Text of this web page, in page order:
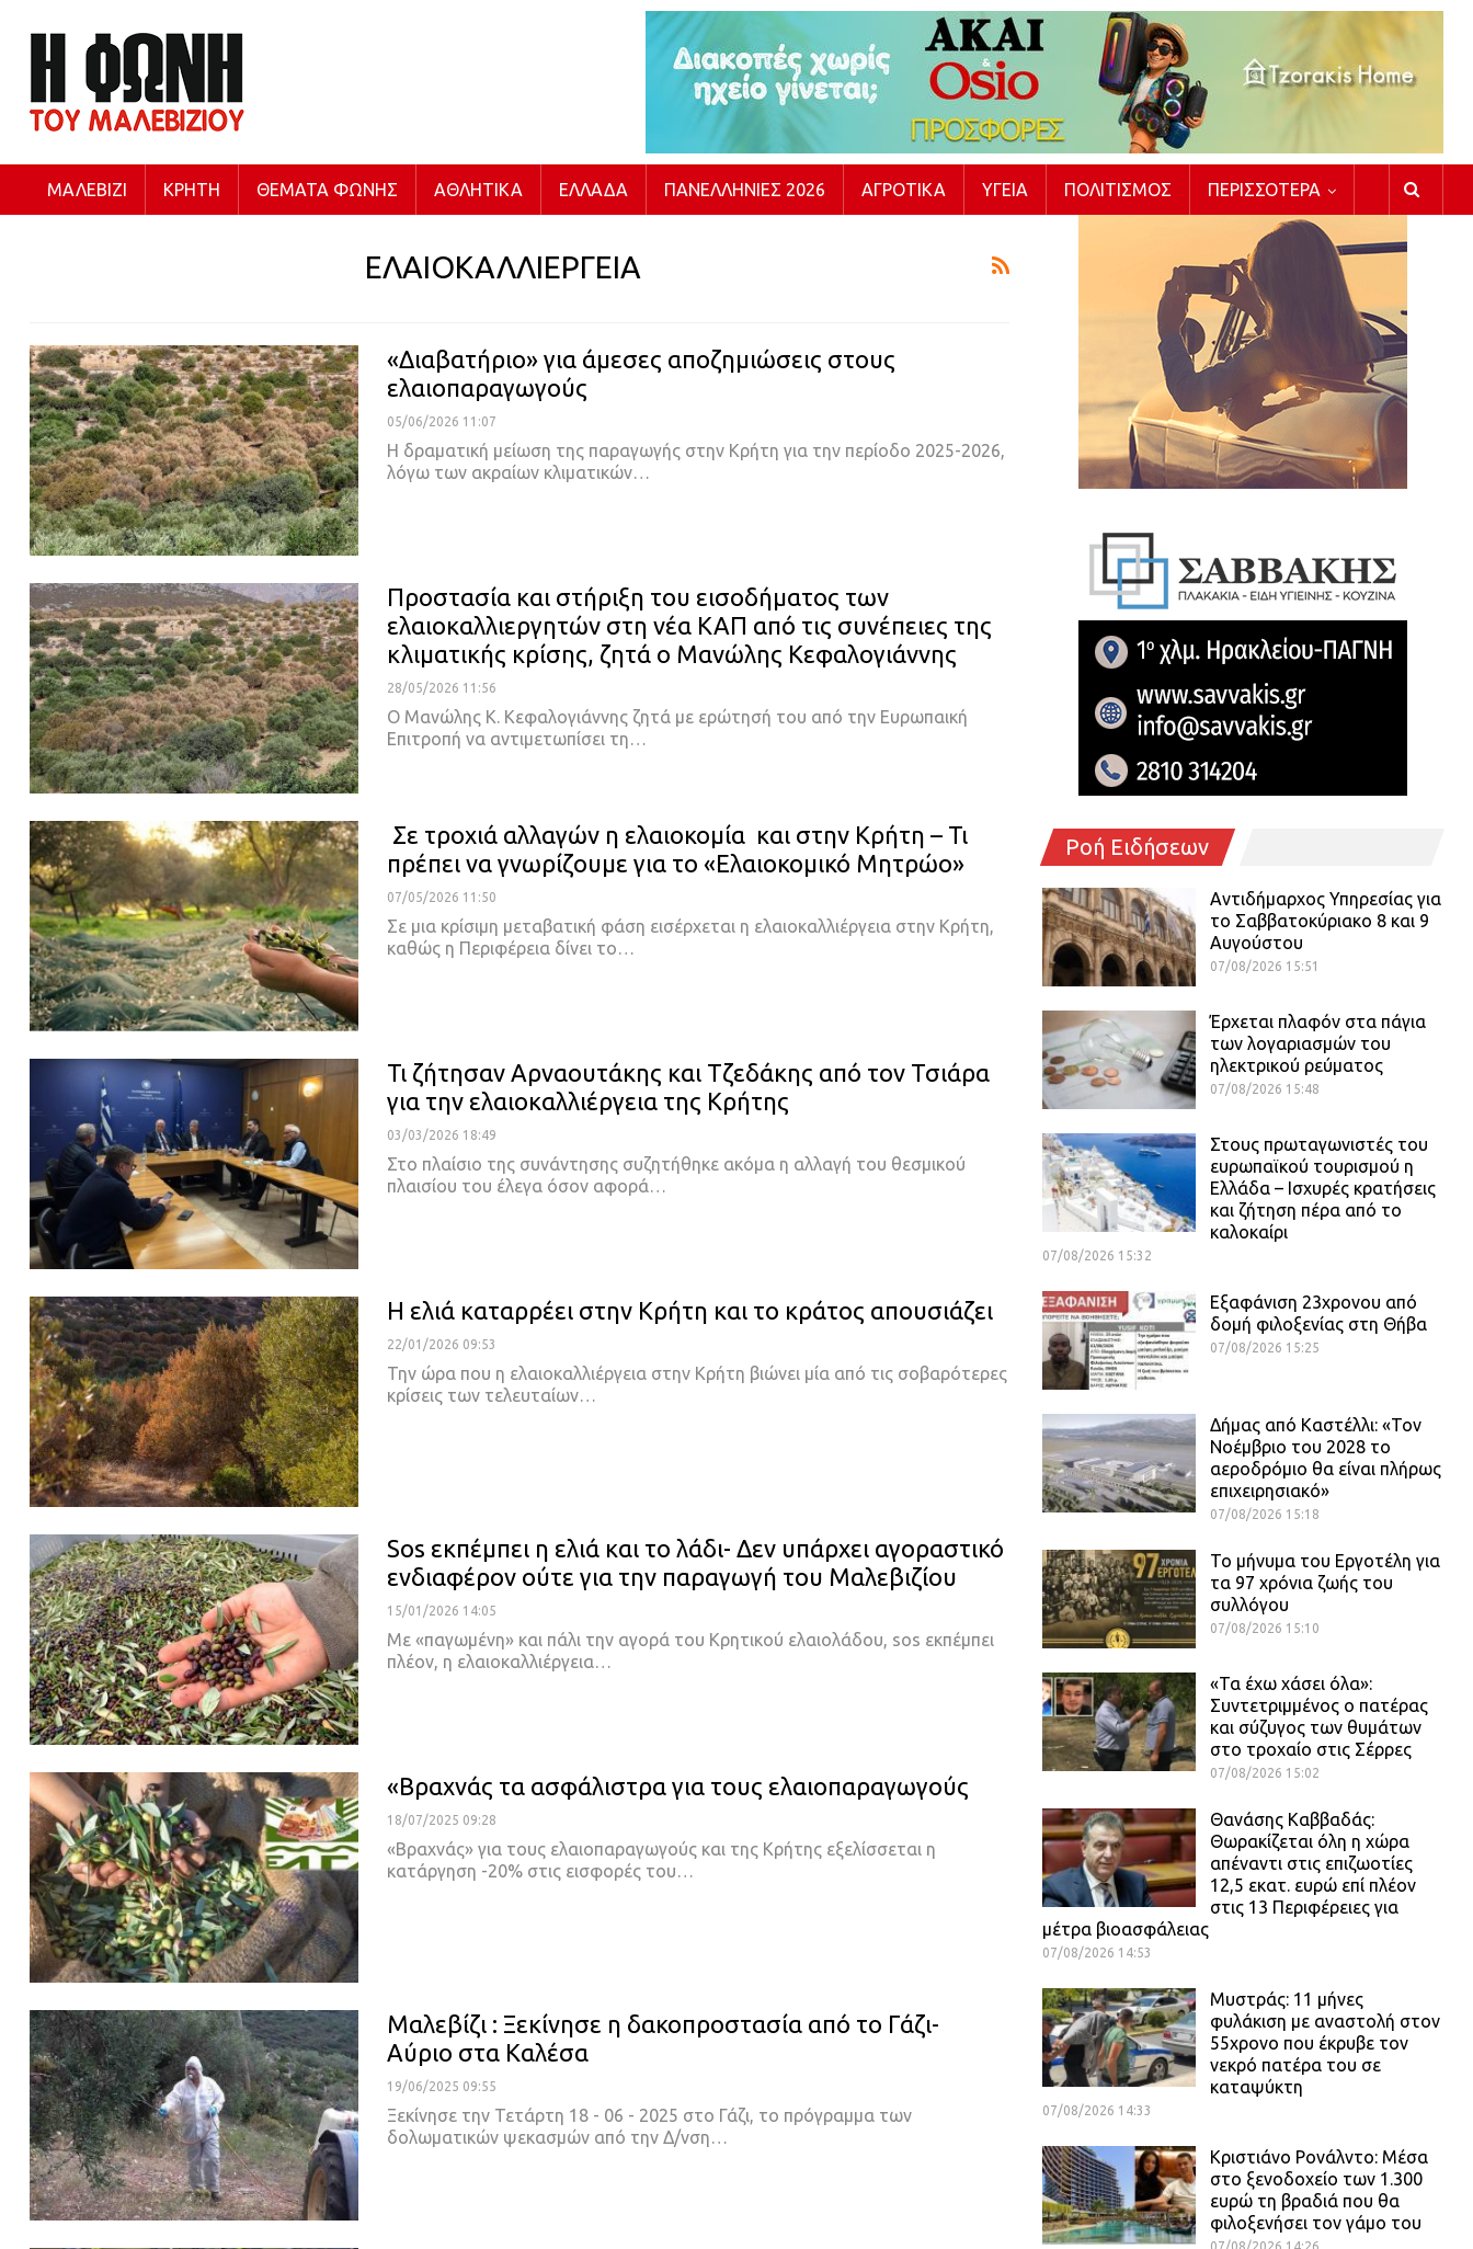
ΜΑΛΕΒΊΖΙ ΚΡΉΤΗ ΘΈΜΑΤΑ ΦΩΝΉΣ ΑΘΛΗΤΙΚΆ ΕΛΛΆΔΑ ΠΑΝΕΛΛΉΝΙΕΣ 2026 ΑΓΡΟΤΙΚΆ ΥΓΕΊΑ ΠΟΛΙΤΙΣΜΌΣ ΠΕΡΙΣΣΌΤΕΡΑ
ΕΛΑΙΟΚΑΛΛΙΕΡΓΕΙΑ
«Διαβατήριο» για άμεσες αποζημιώσεις στους
ελαιοπαραγωγούς
05/06/2026 11:07
Η δραματική μείωση της παραγωγής στην Κρήτη για την περίοδο 2025-2026,
λόγω των ακραίων κλιματικών…
Προστασία και στήριξη του εισοδήματος των
ελαιοκαλλιεργητών στη νέα ΚΑΠ από τις συνέπειες της
κλιματικής κρίσης, ζητά ο Μανώλης Κεφαλογιάννης
28/05/2026 11:56
Ο Μανώλης Κ. Κεφαλογιάννης ζητά με ερώτησή του από την Ευρωπαική
Επιτροπή να αντιμετωπίσει τη…
Σε τροχιά αλλαγών η ελαιοκομία και στην Κρήτη – Τι
πρέπει να γνωρίζουμε για το «Ελαιοκομικό Μητρώο»
07/05/2026 11:50
Σε μια κρίσιμη μεταβατική φάση εισέρχεται η ελαιοκαλλιέργεια στην Κρήτη,
καθώς η Περιφέρεια δίνει το…
Τι ζήτησαν Αρναουτάκης και Τζεδάκης από τον Τσιάρα
για την ελαιοκαλλιέργεια της Κρήτης
03/03/2026 18:49
Στο πλαίσιο της συνάντησης συζητήθηκε ακόμα η αλλαγή του θεσμικού
πλαισίου του έλεγα όσον αφορά…
Η ελιά καταρρέει στην Κρήτη και το κράτος απουσιάζει
22/01/2026 09:53
Την ώρα που η ελαιοκαλλιέργεια στην Κρήτη βιώνει μία από τις σοβαρότερες
κρίσεις των τελευταίων…
Sos εκπέμπει η ελιά και το λάδι- Δεν υπάρχει αγοραστικό
ενδιαφέρον ούτε για την παραγωγή του Μαλεβιζίου
15/01/2026 14:05
Με «παγωμένη» και πάλι την αγορά του Κρητικού ελαιολάδου, sos εκπέμπει
πλέον, η ελαιοκαλλιέργεια…
«Βραχνάς τα ασφάλιστρα για τους ελαιοπαραγωγούς
18/07/2025 09:28
«Βραχνάς» για τους ελαιοπαραγωγούς και της Κρήτης εξελίσσεται η
κατάργηση -20% στις εισφορές του…
Μαλεβίζι : Ξεκίνησε η δακοπροστασία από το Γάζι-
Αύριο στα Καλέσα
19/06/2025 09:55
Ξεκίνησε την Τετάρτη 18 - 06 - 2025 στο Γάζι, το πρόγραμμα των
δολωματικών ψεκασμών από την Δ/νση…
Ροή Ειδήσεων
Αντιδήμαρχος Υπηρεσίας για
το Σαββατοκύριακο 8 και 9
Αυγούστου
07/08/2026 15:51
Έρχεται πλαφόν στα πάγια
των λογαριασμών του
ηλεκτρικού ρεύματος
07/08/2026 15:48
Στους πρωταγωνιστές του
ευρωπαϊκού τουρισμού η
Ελλάδα – Ισχυρές κρατήσεις
και ζήτηση πέρα από το
καλοκαίρι
07/08/2026 15:32
Εξαφάνιση 23χρονου από
δομή φιλοξενίας στη Θήβα
07/08/2026 15:25
Δήμας από Καστέλλι: «Τον
Νοέμβριο του 2028 το
αεροδρόμιο θα είναι πλήρως
επιχειρησιακό»
07/08/2026 15:18
Το μήνυμα του Εργοτέλη για
τα 97 χρόνια ζωής του
συλλόγου
07/08/2026 15:10
«Τα έχω χάσει όλα»:
Συντετριμμένος ο πατέρας
και σύζυγος των θυμάτων
στο τροχαίο στις Σέρρες
07/08/2026 15:02
Θανάσης Καββαδάς:
Θωρακίζεται όλη η χώρα
απέναντι στις επιζωοτίες
12,5 εκατ. ευρώ επί πλέον
στις 13 Περιφέρειες για
μέτρα βιοασφάλειας
07/08/2026 14:53
Μυστράς: 11 μήνες
φυλάκιση με αναστολή στον
55χρονο που έκρυβε τον
νεκρό πατέρα του σε
καταψύκτη
07/08/2026 14:33
Κριστιάνο Ρονάλντο: Μέσα
στο ξενοδοχείο των 1.300
ευρώ τη βραδιά που θα
φιλοξενήσει τον γάμο του
07/08/2026 14:26